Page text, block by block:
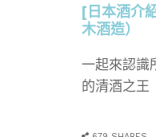
[日本酒介
木酒造）
一起來認識
的清酒之